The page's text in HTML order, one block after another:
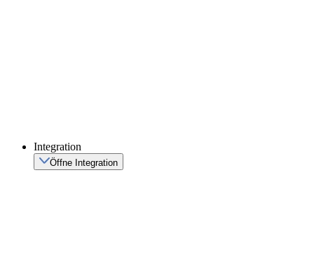
Integration
Öffne Integration